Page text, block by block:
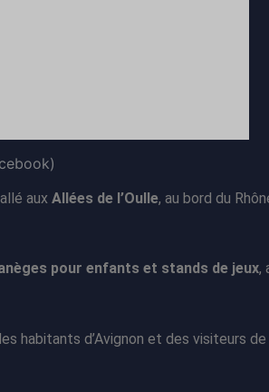
aux Allées de l’Oulle, au bord du
pour enfants et stands de jeux,
habitants d’Avignon et des visiteurs